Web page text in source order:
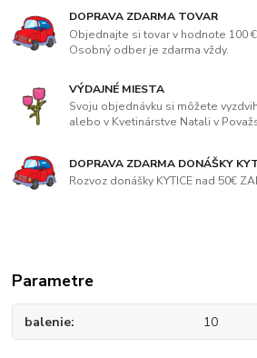
DOPRAVA ZDARMA TOVAR
Objednajte si tovar v hodnote 100
Osobný odber je zdarma vždy.
VÝDAJNÉ MIESTA
Svoju objednávku si môžete
alebo v Kvetinárstve Natali v
DOPRAVA ZDARMA DONÁŠKY
Rozvoz donášky KYTICE nad 50€
Parametre
balenie 10